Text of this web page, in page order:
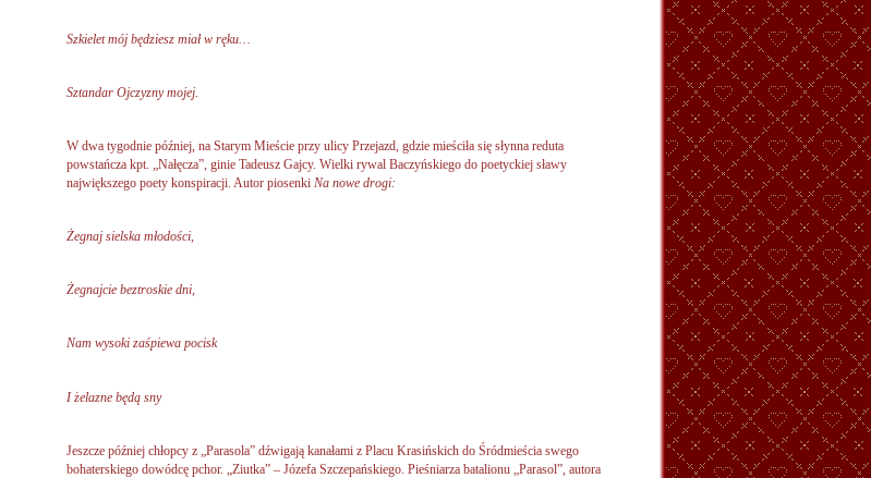
Szkielet mój będziesz miał w ręku…
Sztandar Ojczyzny mojej.
W dwa tygodnie później, na Starym Mieście przy ulicy Przejazd, gdzie mieściła się słynna reduta
powstańcza kpt. „Nałęcza”, ginie Tadeusz Gajcy. Wielki rywal Baczyńskiego do poetyckiej sławy
największego poety konspiracji. Autor piosenki Na nowe drogi:
Żegnaj sielska młodości,
Żegnajcie beztroskie dni,
Nam wysoki zaśpiewa pocisk
I żelazne będą sny
Jeszcze później chłopcy z „Parasola” dźwigają kanałami z Placu Krasińskich do Śródmieścia swego
bohaterskiego dowódcę pchor. „Ziutka” – Józefa Szczepańskiego. Pieśniarza batalionu „Parasol”, autora